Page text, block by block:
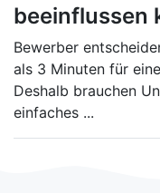
beeinflussen
Bewerber
als 3 Minuten für
Deshalb brauchen
einfaches ...